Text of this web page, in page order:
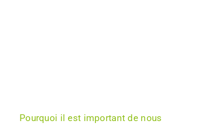
Pourquoi il est important de nous